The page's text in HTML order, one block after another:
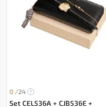
0 /24
Set CEL536A + CJB536E +